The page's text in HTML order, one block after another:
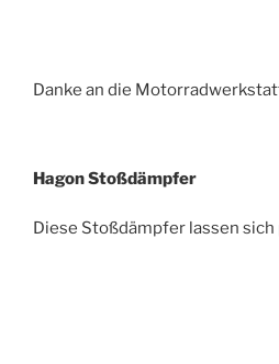
Danke an die
Hagon Stoßdämpfer
Diese Stoßdämpfer lassen